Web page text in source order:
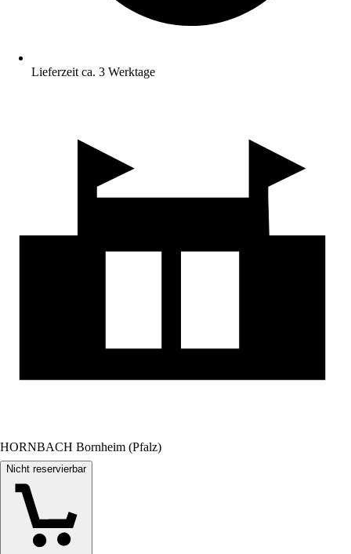
Lieferzeit ca. 3 Werktage
HORNBACH Bornheim (Pfalz)
Nicht reservierbar